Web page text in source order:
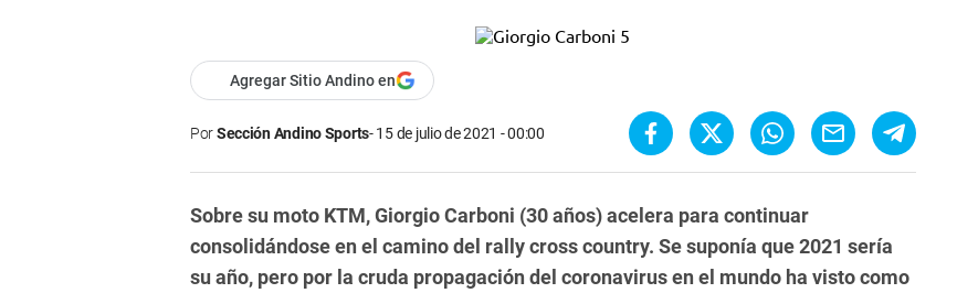
Agregar Sitio Andino en
PorSección Andino Sports 15 de julio de 2021 - 00:00
Sobre su moto KTM, Giorgio Carboni (30 años) acelera para continuar
consolidándose en el camino del rally cross country. Se suponía que 2021 sería
su año, pero por la cruda propagación del coronavirus en el mundo ha visto como